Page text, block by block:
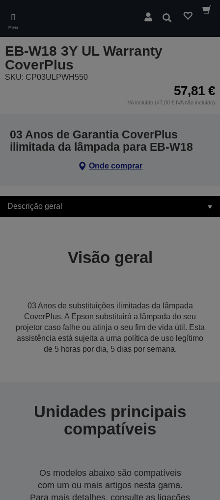
main
content
Menu
Pesquisar
EB-W18 3Y UL Warranty
CoverPlus
SKU: CP03ULPWH550
57,81 €
IVA incluído (47,00 € IVA não incluído)
03 Anos de Garantia CoverPlus
ilimitada da lâmpada para EB-W18
Onde comprar
Descrição geral
Visão geral
03 Anos de substituições ilimitadas da lâmpada
CoverPlus. A Epson substituirá a lâmpada do seu
projetor caso falhe ou atinja o seu fim de vida útil. Esta
assistência está sujeita a uma política de uso legítimo
de 5 horas por dia, 5 dias por semana.
Unidades principais
compatíveis
Os modelos abaixo são compatíveis
com um ou mais artigos nesta gama.
Para mais detalhes, consulte as ligações